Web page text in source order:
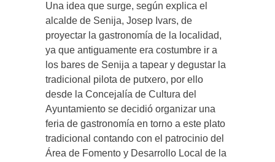
Una idea que surge, según explica el
alcalde de Senija, Josep Ivars, de
proyectar la gastronomía de la localidad,
ya que antiguamente era costumbre ir a
los bares de Senija a tapear y degustar la
tradicional pilota de putxero, por ello
desde la Concejalía de Cultura del
Ayuntamiento se decidió organizar una
feria de gastronomía en torno a este plato
tradicional contando con el patrocinio del
Área de Fomento y Desarrollo Local de la